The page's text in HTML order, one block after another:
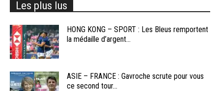
Les plus lus
HONG KONG – SPORT : Les Bleus remportent
la médaille d’argent...
ASIE – FRANCE : Gavroche scrute pour vous
ce second tour...